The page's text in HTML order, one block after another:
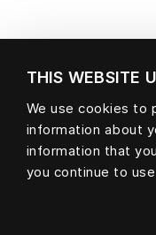
THIS WEBSITE
We use cookies to
information about
information that
you continue to